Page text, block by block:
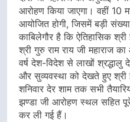
आरोहण किया जाएगा। वहीं 10
आयोजित होगी, जिसमें बड़ी
काबिलेगौर है कि ऐतिहासिक
श्री गुरु राम राय जी महाराज
वर्ष देश-विदेश से लाखों
और सुव्यवस्था को देखते हुए श्री
शनिवार देर शाम तक सभी
झण्डा जी आरोहण स्थल सहित
कर ली गई हैं।